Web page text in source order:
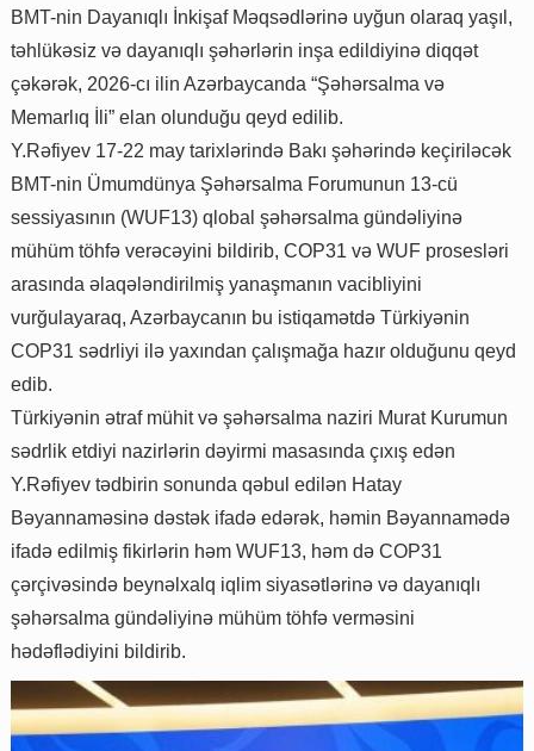
BMT-nin Dayanıqlı İnkişaf Məqsədlərinə uyğun olaraq yaşıl,
təhlükəsiz və dayanıqlı şəhərlərin inşa edildiyinə diqqət
çəkərək, 2026-cı ilin Azərbaycanda “Şəhərsalma və
Memarlıq İli” elan olunduğu qeyd edilib.
Y.Rəfiyev 17-22 may tarixlərində Bakı şəhərində keçiriləcək
BMT-nin Ümumdünya Şəhərsalma Forumunun 13-cü
sessiyasının (WUF13) qlobal şəhərsalma gündəliyinə
mühüm töhfə verəcəyini bildirib, COP31 və WUF prosesləri
arasında əlaqələndirilmiş yanaşmanın vacibliyini
vurğulayaraq, Azərbaycanın bu istiqamətdə Türkiyənin
COP31 sədrliyi ilə yaxından çalışmağa hazır olduğunu qeyd
edib.
Türkiyənin ətraf mühit və şəhərsalma naziri Murat Kurumun
sədrlik etdiyi nazirlərin dəyirmi masasında çıxış edən
Y.Rəfiyev tədbirin sonunda qəbul edilən Hatay
Bəyannaməsinə dəstək ifadə edərək, həmin Bəyannamədə
ifadə edilmiş fikirlərin həm WUF13, həm də COP31
çərçivəsində beynəlxalq iqlim siyasətlərinə və dayanıqlı
şəhərsalma gündəliyinə mühüm töhfə verməsini
hədəflədiyini bildirib.